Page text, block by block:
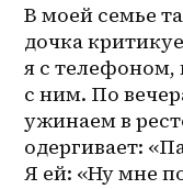
В моей семье
дочка
я с
с ним. По
ужинаем в
одергивает:
Я ей: «Ну мне